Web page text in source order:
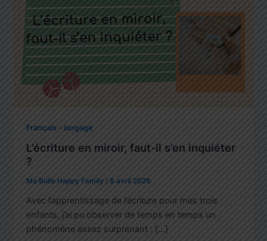
Français - langage
L’écriture en miroir, faut-il s’en inquiéter
?
Ma Bulle Happy Family/8 avril 2026
Avec l’apprentissage de l’écriture pour mes trois
enfants, j’ai pu observer de temps en temps un
phénomène assez surprenant : […]